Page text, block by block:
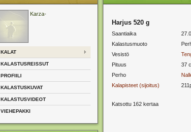
Karza-
KALAT
KALASTUSREISSUT
PROFIILI
KALASTUSKUVAT
KALASTUSVIDEOT
VIEHEPAKKI
Harjus 520 g
Saantiaika
Kalastusmuoto
Vesistö
Pituus
37
Perho
Kalapisteet (sijoitus)
Katsottu 162 kertaa